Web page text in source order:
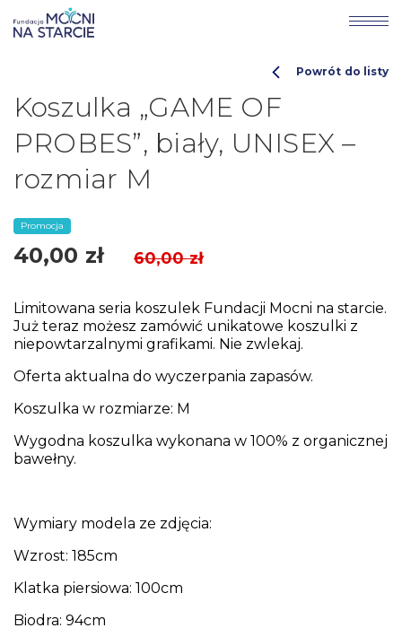
Koszulka „GAME OF
PROBES”, biały, UNISEX –
rozmiar M
Powrót do listy
Promocja
40,00 zł 60,00zł
Limitowana seria koszulek Fundacji Mocni na starcie.
Już teraz możesz zamówić unikatowe koszulki z
niepowtarzalnymi grafikami. Nie zwlekaj.
Oferta aktualna do wyczerpania zapasów.
Koszulka w rozmiarze: M
Wygodna koszulka wykonana w 100% z organicznej
bawełny.
Wymiary modela ze zdjęcia:
Wzrost: 185cm
Klatka piersiowa: 100cm
Biodra: 94cm